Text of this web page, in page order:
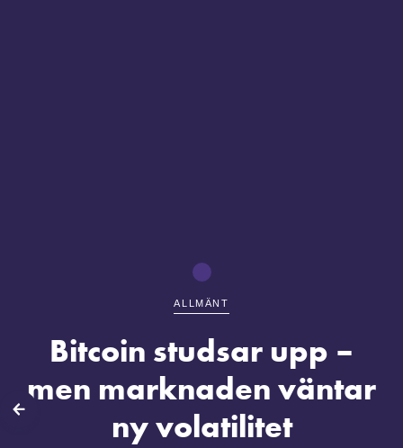
ALLMÄNT
Bitcoin studsar upp –
men marknaden väntar
ny volatilitet